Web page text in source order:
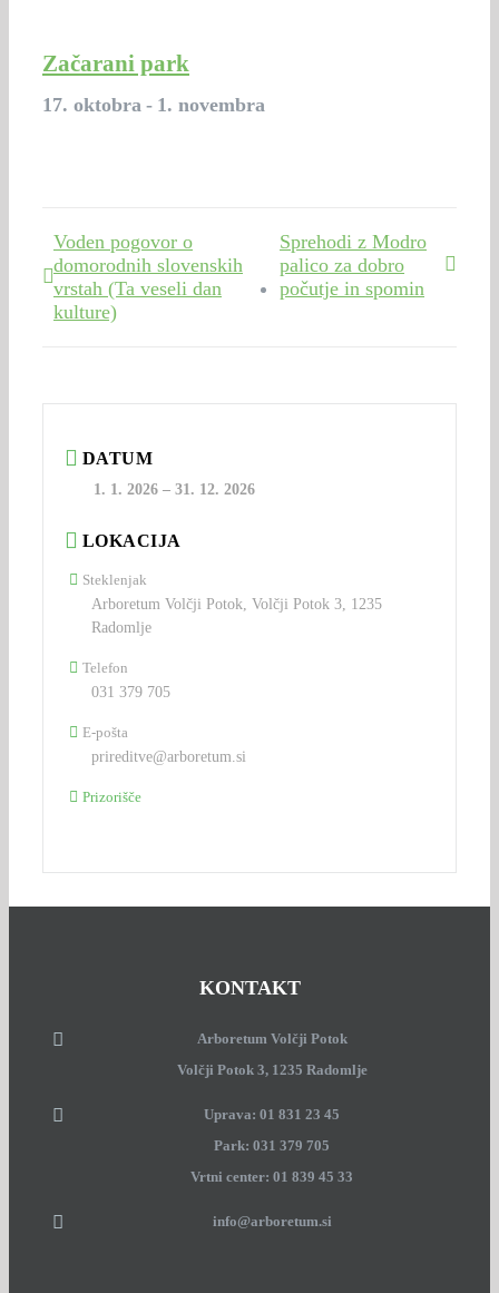
Začarani park
17. oktobra - 1. novembra
Voden pogovor o
domorodnih slovenskih
vrstah (Ta veseli dan
kulture)
Sprehodi z Modro
palico za dobro
počutje in spomin
DATUM
1. 1. 2026– 31. 12. 2026
LOKACIJA
Steklenjak
Arboretum Volčji Potok, Volčji Potok 3, 1235
Radomlje
Telefon
031 379 705
E-pošta
prireditve@arboretum.si
Prizorišče
KONTAKT
Arboretum Volčji Potok
Volčji Potok 3, 1235 Radomlje
Uprava: 01 831 23 45
Park: 031 379 705
Vrtni center: 01 839 45 33
info@arboretum.si